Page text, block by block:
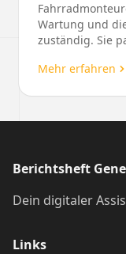
Wartung und
zuständig. Sie
Mehr erfahren
Berichtsheft
Dein digitaler
Links